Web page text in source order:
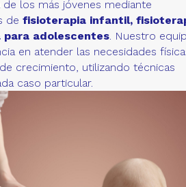
los más jóvenes mediante
de fisioterapia infantil,
para adolescentes. Nuestro
en atender las necesidades
crecimiento, utilizando técnicas
caso particular.